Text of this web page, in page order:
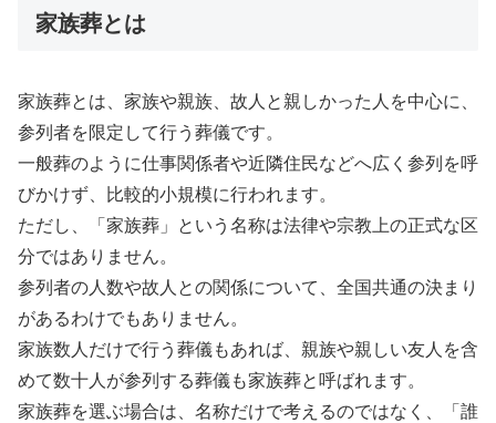
家族葬とは
家族葬とは、家族や親族、故人と親しかった人を中心に、
参列者を限定して行う葬儀です。
一般葬のように仕事関係者や近隣住民などへ広く参列を呼
びかけず、比較的小規模に行われます。
ただし、「家族葬」という名称は法律や宗教上の正式な区
分ではありません。
参列者の人数や故人との関係について、全国共通の決まり
があるわけでもありません。
家族数人だけで行う葬儀もあれば、親族や親しい友人を含
めて数十人が参列する葬儀も家族葬と呼ばれます。
家族葬を選ぶ場合は、名称だけで考えるのではなく、「誰